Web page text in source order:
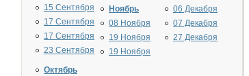
15 Сентября
17 Сентября
17 Сентября
23 Сентября
Октябрь
Ноябрь
08 Ноября
19 Ноября
19 Ноября
06 Декабря
07 Декабря
27 Декабря